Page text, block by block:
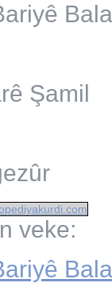
Bala
Şamil
veke:
Bala